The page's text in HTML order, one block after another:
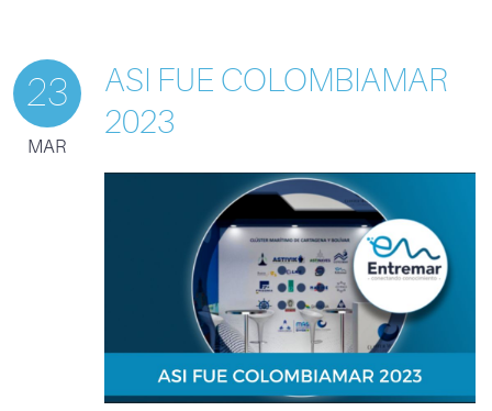
23
MAR
ASI FUE COLOMBIAMAR
2023